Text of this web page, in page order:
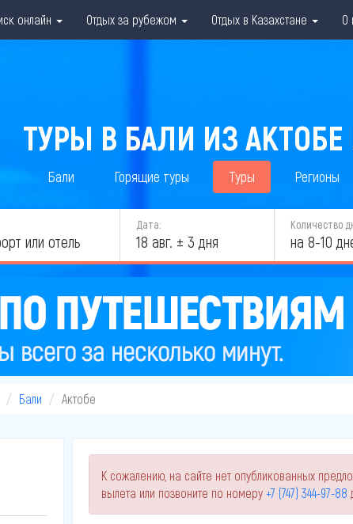
онлайн Отдых за рубежом Отдых в Казахстане О
ТУРЫ В БАЛИ ИЗ АКТОБЕ
Бали Горящие туры Туры Регионы
Дата:
18 авг. ± 3 дня
Количество
на 8-10
Бали Актобе
К сожалению, на сайте нет опубликованных
вылета или позвоните по номеру +7 (747) 344-97-88